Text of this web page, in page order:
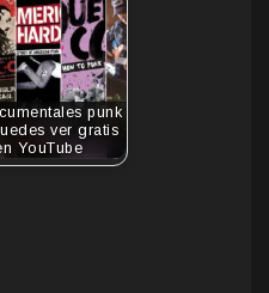
punk
ver gratis
YouTube